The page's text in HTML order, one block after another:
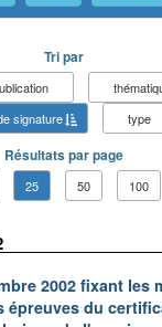
Tri par
signature
type
Résultats par page
25 50 100
2002 fixant les
épreuves du